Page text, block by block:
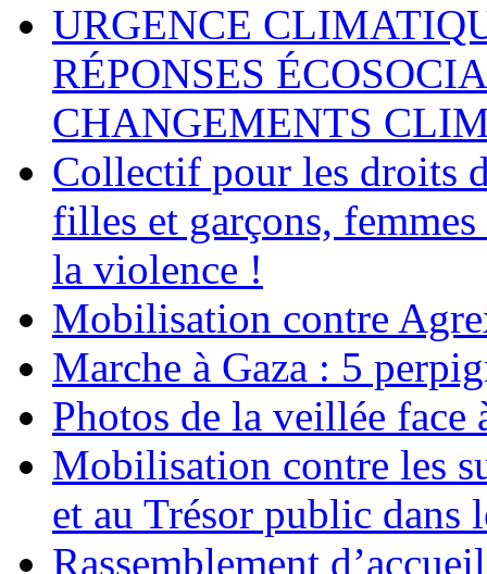
URGENCE
RÉPONSES
CHANGEMENTS
Collectif pour les droits
filles et garçons,
la violence !
Mobilisation contre
Marche à Gaza : 5
Photos de la veillée face
Mobilisation contre les
et au Trésor public dans
Rassemblement